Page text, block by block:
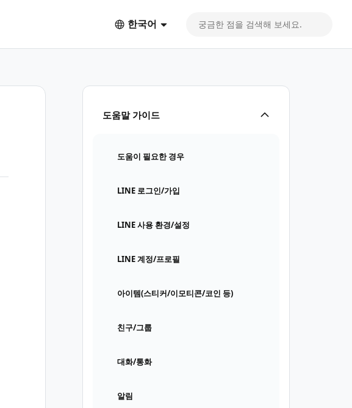
한국어
도움말 가이드
도움이 필요한 경우
LINE 로그인/가입
LINE 사용 환경/설정
LINE 계정/프로필
아이템(스티커/이모티콘/코인 등)
친구/그룹
대화/통화
알림